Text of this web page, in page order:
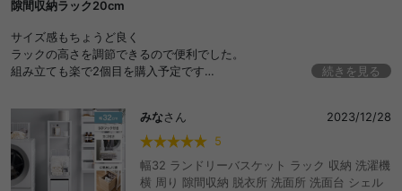
隙間収納ラック20cm
サイズ感もちょうど良く
ラックの高さを調節できるので便利でした。
組み立ても楽で2個目を購入予定です
続きを見る
みなさん
2023/12/28
5
幅32 ランドリーバスケット ラック 収納 洗濯機
横 周り 隙間収納 脱衣所 洗面所 洗面台 シェル